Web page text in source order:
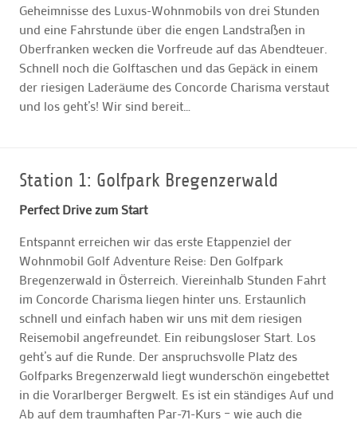
Geheimnisse des Luxus-Wohnmobils von drei Stunden
und eine Fahrstunde über die engen Landstraßen in
Oberfranken wecken die Vorfreude auf das Abendteuer.
Schnell noch die Golftaschen und das Gepäck in einem
der riesigen Laderäume des Concorde Charisma verstaut
und los geht’s! Wir sind bereit…
Station 1: Golfpark Bregenzerwald
Perfect Drive zum Start
Entspannt erreichen wir das erste Etappenziel der
Wohnmobil Golf Adventure Reise: Den Golfpark
Bregenzerwald in Österreich. Viereinhalb Stunden Fahrt
im Concorde Charisma liegen hinter uns. Erstaunlich
schnell und einfach haben wir uns mit dem riesigen
Reisemobil angefreundet. Ein reibungsloser Start. Los
geht’s auf die Runde. Der anspruchsvolle Platz des
Golfparks Bregenzerwald liegt wunderschön eingebettet
in die Vorarlberger Bergwelt. Es ist ein ständiges Auf und
Ab auf dem traumhaften Par-71-Kurs – wie auch die